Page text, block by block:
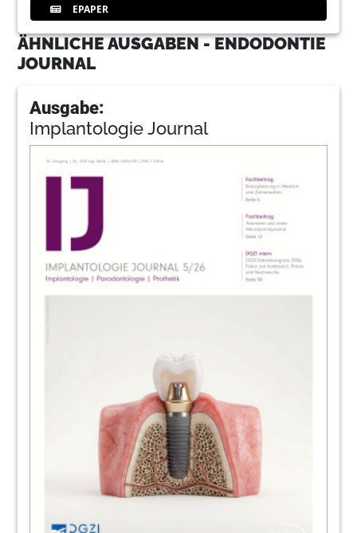
EPAPER
ÄHNLICHE AUSGABEN - ENDODONTIE
JOURNAL
Ausgabe:
Implantologie Journal